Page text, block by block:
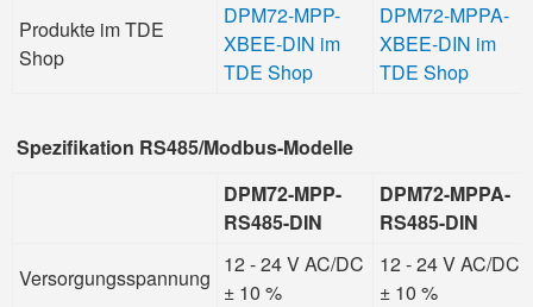
Produkte im TDE
Shop
DPM72-MPP-
XBEE-DIN im
TDE Shop
DPM72-MPPA-
XBEE-DIN im
TDE Shop
Spezifikation RS485/Modbus-Modelle
DPM72-MPP-
RS485-DIN
DPM72-MPPA-
RS485-DIN
Versorgungsspannung
12 - 24 V AC/DC
± 10 %
12 - 24 V AC/DC
± 10 %